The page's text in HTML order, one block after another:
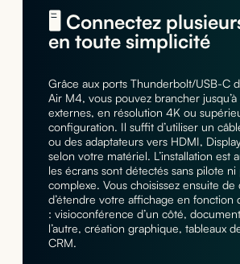
🖥️ Connectez
en toute simplicité
Grâce aux ports Thunderbolt/USB-C
Air M4, vous pouvez brancher
externes, en résolution 4K ou
configuration. Il suffit d’utiliser un
ou des adaptateurs vers HDMI,
selon votre matériel. L’installation est
les écrans sont détectés sans pilote ni
complexe. Vous choisissez ensuite
d’étendre votre affichage en fonction
: visioconférence d’un côté,
l’autre, création graphique, tableaux
CRM.